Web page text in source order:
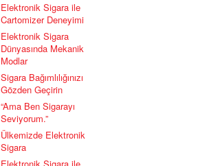
Elektronik Sigara ile
Cartomizer Deneyimi
Elektronik Sigara
Dünyasında Mekanik
Modlar
Sigara Bağımlılığınızı
Gözden Geçirin
“Ama Ben Sigarayı
Seviyorum.”
Ülkemizde Elektronik
Sigara